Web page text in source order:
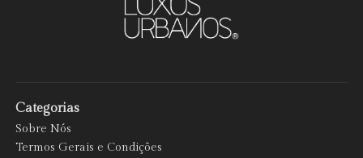
Categorias
Sobre Nós
Termos Gerais e Condições